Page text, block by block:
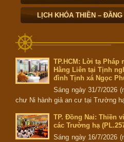
LỊCH KHÓA THIỀN –
TP.HCM: Lời tạ
Hằng Liên tại Tịnh
đình Tịnh xá Ngọc
Sáng ngày 31/7/2026
chư Ni hành giả an cư tại Trường
TP. Đồng Nai: Thiền
các Trường hạ
Sáng ngày 16/7/2026